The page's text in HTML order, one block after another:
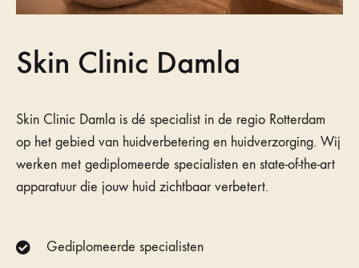
Skin Clinic Damla
Skin Clinic Damla is dé specialist in de regio Rotterdam
op het gebied van huidverbetering en huidverzorging. Wij
werken met gediplomeerde specialisten en state-of-the-art
apparatuur die jouw huid zichtbaar verbetert.
Gediplomeerde specialisten